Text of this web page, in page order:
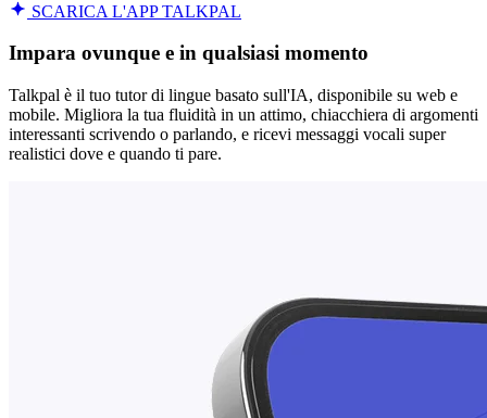
SCARICA L'APP TALKPAL
Impara ovunque e in qualsiasi momento
Talkpal è il tuo tutor di lingue basato sull'IA, disponibile su web e
mobile. Migliora la tua fluidità in un attimo, chiacchiera di argomenti
interessanti scrivendo o parlando, e ricevi messaggi vocali super
realistici dove e quando ti pare.